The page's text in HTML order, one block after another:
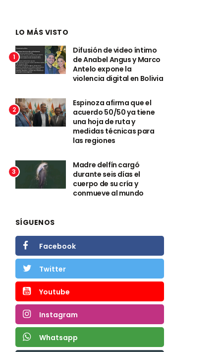
LO MÁS VISTO
1
Difusión de video íntimo
de Anabel Angus y Marco
Antelo expone la
violencia digital en Bolivia
2
Espinoza afirma que el
acuerdo 50/50 ya tiene
una hoja de ruta y
medidas técnicas para
las regiones
3
Madre delfín cargó
durante seis días el
cuerpo de su cría y
conmueve al mundo
SÍGUENOS
Facebook
Twitter
Youtube
Instagram
Whatsapp